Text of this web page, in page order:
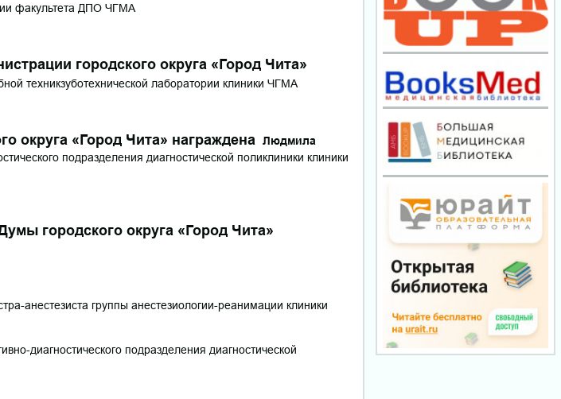
факультета ДПО ЧГМА
городского округа «Город Чита»
техникзуботехнической лаборатории клиники ЧГМА
округа «Город Чита» награждена
Людмила
подразделения диагностической поликлиники клиники
округа «Город Чита»
анестезиста группы анестезиологии-реанимации клиники
диагностического подразделения диагностической